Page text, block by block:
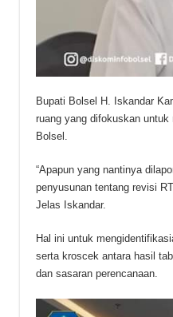
Bupati Bolsel H. Iskandar
ruang yang difokuskan
Bolsel.
“Apapun yang nantinya
penyusunan tentang revisi
Jelas Iskandar.
Hal ini untuk
serta kroscek antara hasil
dan sasaran perencanaan.